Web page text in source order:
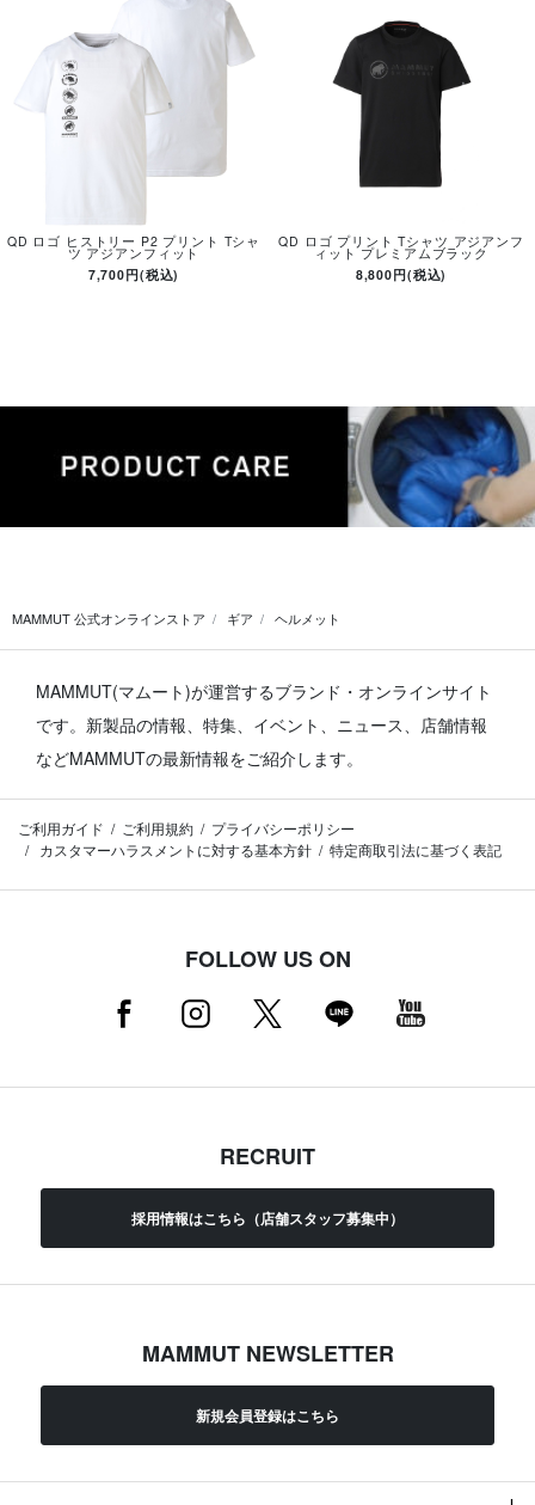
QD ロゴ ヒストリー P2 プリント Tシャ
ツ アジアンフィット
7,700円(税込)
QD ロゴ プリント Tシャツ アジアンフ
ィット プレミアムブラック
8,800円(税込)
MAMMUT 公式オンラインストア ギア ヘルメット
MAMMUT(マムート)が運営するブランド・オンラインサイト
です。 新製品の情報、特集、イベント、ニュース、店舗情報
などMAMMUTの最新情報をご紹介します。
ご利用ガイド ご利用規約
プライバシーポリシー
カスタマーハラスメントに対する基本方針
特定商取引法に基づく表記
FOLLOW US ON
RECRUIT
採用情報はこちら（店舗スタッフ募集中）
MAMMUT NEWSLETTER
新規会員登録はこちら